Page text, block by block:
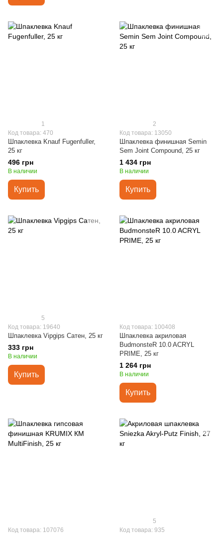
1
Код товара: 470
Шпаклевка Knauf Fugenfuller,
25 кг
496 грн
В наличии
Купить
2
Код товара: 13050
Шпаклевка финишная Semin
Sem Joint Compound, 25 кг
1 434 грн
В наличии
Купить
5
Код товара: 19640
Шпаклевка Vipgips Сатен, 25 кг
333 грн
В наличии
Купить
Код товара: 100408
Шпаклевка акриловая
BudmonsteR 10.0 ACRYL
PRIME, 25 кг
1 264 грн
В наличии
Купить
Код товара: 107076
5
Код товара: 935